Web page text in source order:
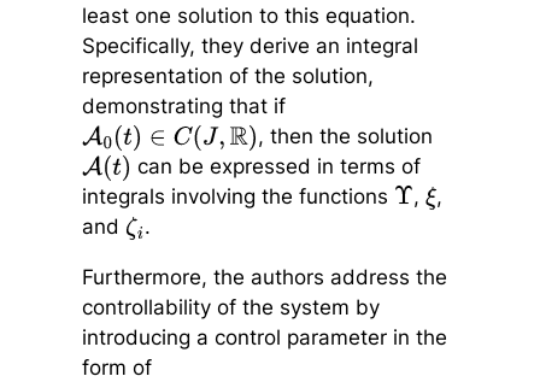
least one solution to this equation.
Specifically, they derive an integral
representation of the solution,
demonstrating that if
A0(t)∈ C( J,R)
, then the solution
A(t)
can be expressed in terms of
integrals involving the functions Υ ,ξ,
and ζi .
Furthermore, the authors address the
controllability of the system by
introducing a control parameter in the
form of